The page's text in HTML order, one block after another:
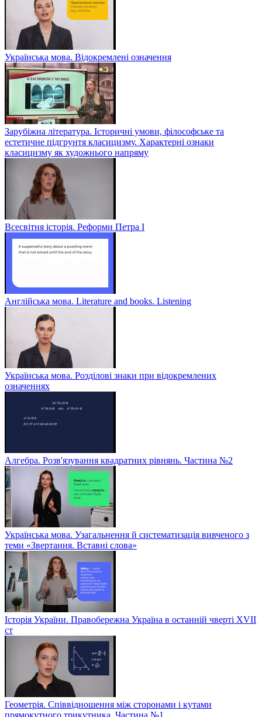
Українська мова. Відокремлені означення
Зарубіжна література. Історичні умови, філософське та
естетичне підгрунтя класицизму. Характерні ознаки
класицизму як художнього напряму
Всесвітня історія. Реформи Петра І
Англійська мова. Literature and books. Listening
Українська мова. Розділові знаки при відокремлених
означеннях
Алгебра. Розв'язування квадратних рівнянь. Частина №2
Українська мова. Узагальнення й систематизація вивченого з
теми «Звертання. Вставні слова»
Історія України. Правобережна Україна в останній чверті XVII
ст
Геометрія. Співвідношення між сторонами і кутами
прямокутного трикутника. Частина №1